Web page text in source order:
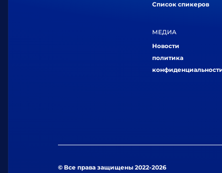
Список спикеров
МЕДИА
Новости
политика
© Все права защищены 2022-2026